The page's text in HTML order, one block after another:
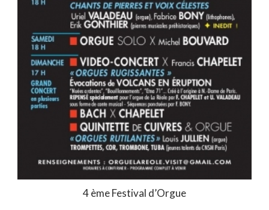
4 ème Festival d’Orgue